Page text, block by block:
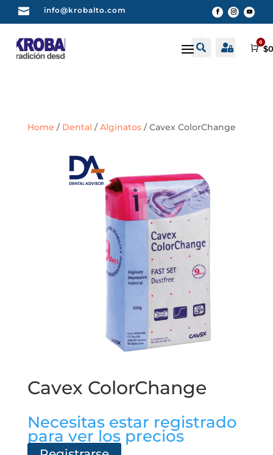
 info@krobalto.com
 Buscar
 Cuenta
0
$
Home / Dental /Alginatos/ Cavex ColorChange
Cavex ColorChange
Necesitas estar registrado
para ver los precios